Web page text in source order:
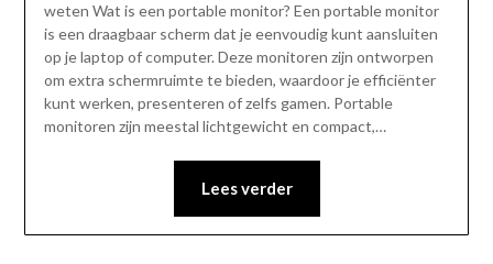
weten Wat is een portable monitor? Een portable monitor
is een draagbaar scherm dat je eenvoudig kunt aansluiten
op je laptop of computer. Deze monitoren zijn ontworpen
om extra schermruimte te bieden, waardoor je efficiënter
kunt werken, presenteren of zelfs gamen. Portable
monitoren zijn meestal lichtgewicht en compact,…
Lees verder